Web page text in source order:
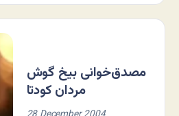
مصدق‌خوانی بیخ گوش
مردان کودتا